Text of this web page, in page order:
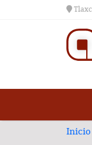
Inicio